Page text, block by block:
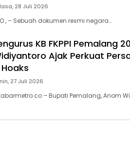
28 Juli 2026
, – Sebuah dokumen resmi negara…
KB FKPPI Pemalang
Ajak Perkuat
27 Juli 2026
– Bupati Pemalang, Anom